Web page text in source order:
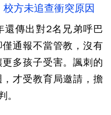
方未追查衝突原因
還傳出對2名兄弟呼巴
通報不當管教，沒有
多孩子受害。諷刺的
才受教育局邀請，擔